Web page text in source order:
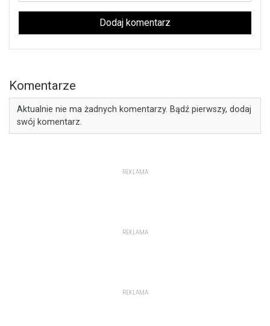
Dodaj komentarz
Komentarze
Aktualnie nie ma żadnych komentarzy. Bądź pierwszy, dodaj
swój komentarz.
REKLAMA
REKLAMA
REKLAMA